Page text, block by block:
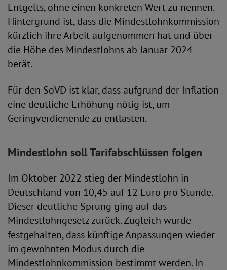
Entgelts, ohne einen konkreten Wert zu nennen.
Hintergrund ist, dass die Mindestlohnkommission
kürzlich ihre Arbeit aufgenommen hat und über
die Höhe des Mindestlohns ab Januar 2024
berät.
Für den SoVD ist klar, dass aufgrund der Inflation
eine deutliche Erhöhung nötig ist, um
Geringverdienende zu entlasten.
Mindestlohn soll Tarifabschlüssen folgen
Im Oktober 2022 stieg der Mindestlohn in
Deutschland von 10,45 auf 12 Euro pro Stunde.
Dieser deutliche Sprung ging auf das
Mindestlohngesetz zurück. Zugleich wurde
festgehalten, dass künftige Anpassungen wieder
im gewohnten Modus durch die
Mindestlohnkommission bestimmt werden. In